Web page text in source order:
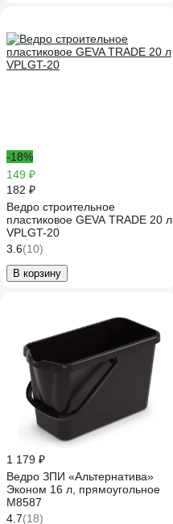
-18%
149 ₽
182 ₽
Ведро строительное
пластиковое GEVA TRADE 20 л
VPLGT-20
3.6(10)
В корзину
1 179 ₽
Ведро ЗПИ «Альтернатива»
Эконом 16 л, прямоугольное
М8587
4.7(18)